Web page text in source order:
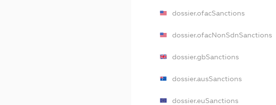
dossier.ofacSanctions
dossier.ofacNonSdnSanctions
dossier.gbSanctions
dossier.ausSanctions
dossier.euSanctions